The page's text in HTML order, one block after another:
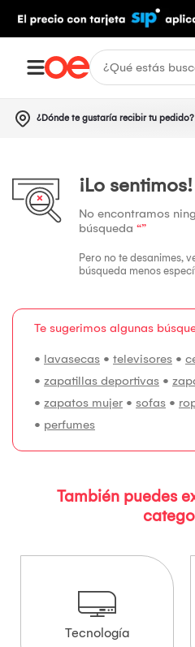
¿Dónde te gustaría recibir tu pedido?
¡Lo sentimos!
No encontramos
búsqueda “”
Pero no te desanimes,
búsqueda menos
Te sugerimos algunas
• lavasecas • televisores •
• zapatillas deportivas •
• zapatos mujer • sofas •
• perfumes
También puedes
Tecnología